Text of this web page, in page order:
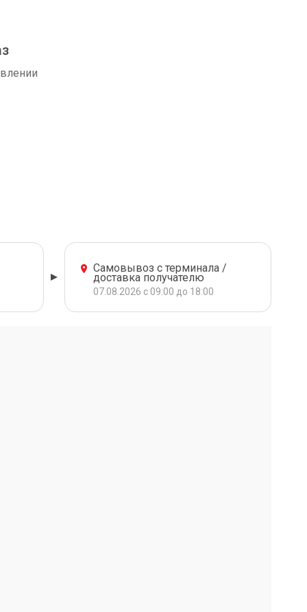
Самовывоз с терминала /
доставка получателю
07.08.2026 с 09:00 до 18:00